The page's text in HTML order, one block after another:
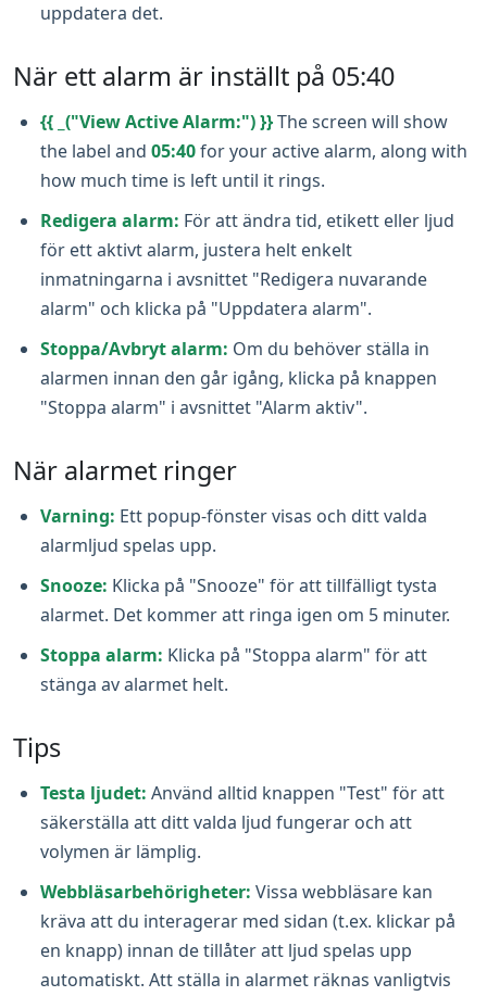
uppdatera det.
När ett alarm är inställt på 05:40
{{ _("View Active Alarm:") }}The screen will show
the label and 05:40for your active alarm, along with
how much time is left until it rings.
Redigera alarm: För att ändra tid, etikett eller ljud
för ett aktivt alarm, justera helt enkelt
inmatningarna i avsnittet "Redigera nuvarande
alarm" och klicka på "Uppdatera alarm".
Stoppa/Avbryt alarm: Om du behöver ställa in
alarmen innan den går igång, klicka på knappen
"Stoppa alarm" i avsnittet "Alarm aktiv".
När alarmet ringer
Varning: Ett popup-fönster visas och ditt valda
alarmljud spelas upp.
Snooze: Klicka på "Snooze" för att tillfälligt tysta
alarmet. Det kommer att ringa igen om 5 minuter.
Stoppa alarm: Klicka på "Stoppa alarm" för att
stänga av alarmet helt.
Tips
Testa ljudet: Använd alltid knappen "Test" för att
säkerställa att ditt valda ljud fungerar och att
volymen är lämplig.
Webbläsarbehörigheter: Vissa webbläsare kan
kräva att du interagerar med sidan (t.ex. klickar på
en knapp) innan de tillåter att ljud spelas upp
automatiskt. Att ställa in alarmet räknas vanligtvis